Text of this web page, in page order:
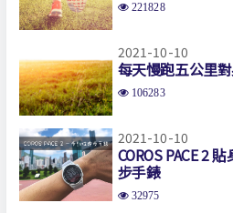
221828
2021-10-10
每天慢跑五公里
106283
2021-10-10
COROS PACE 2
步手錶
32975